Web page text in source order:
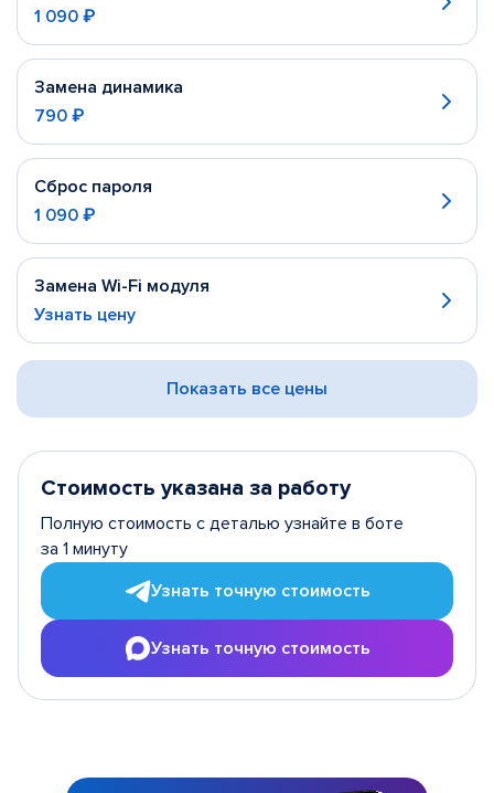
1 090 ₽
Замена динамика
790 ₽
Сброс пароля
1 090 ₽
Замена Wi-Fi модуля
Узнать цену
Показать все цены
Стоимость указана за работу
Полную стоимость с деталью узнайте в боте
за 1 минуту
Узнать точную стоимость
Узнать точную стоимость